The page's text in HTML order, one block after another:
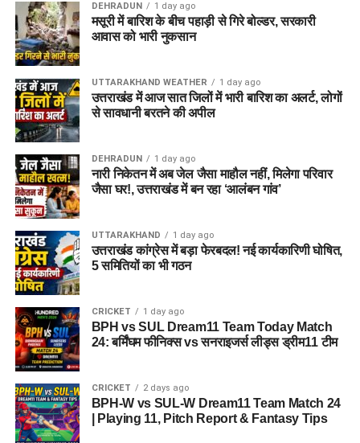
DEHRADUN 1 day ago
मसूरी में बारिश के बीच पहाड़ी से गिरे बोल्डर, सरकारी
आवास को भारी नुकसान
UTTARAKHAND WEATHER 1 day ago
उत्तराखंड में आज सात जिलों में भारी बारिश का अलर्ट, लोगों
से सावधानी बरतने की अपील
DEHRADUN 1 day ago
नारी निकेतन में अब जेल जैसा माहौल नहीं, मिलेगा परिवार
जैसा घर!, उत्तराखंड में बन रहा ‘आलंबन गांव’
UTTARAKHAND 1 day ago
उत्तराखंड कांग्रेस में बड़ा फेरबदल! नई कार्यकारिणी घोषित,
5 समितियों का भी गठन
CRICKET 1 day ago
BPH vs SUL Dream11 Team Today Match
24: बर्मिंघम फीनिक्स vs सनराइजर्स लीड्स ड्रीम11 टीम
CRICKET 2 days ago
BPH-W vs SUL-W Dream11 Team Match 24
| Playing 11, Pitch Report & Fantasy Tips